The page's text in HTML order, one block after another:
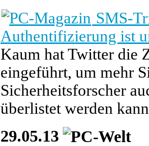
SMS-
Authentifizierung ist
Kaum hat Twitter die
eingeführt, um mehr
Sicherheitsforscher
überlistet werden
29.05.13